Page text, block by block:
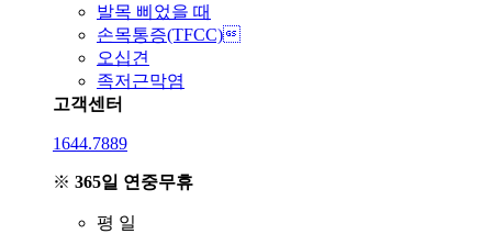
발목 삐었을 때
손목통증(TFCC)
오십견
족저근막염
고객센터
1644.7889
※ 365일 연중무휴
평 일